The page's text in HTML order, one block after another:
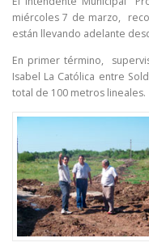
miércoles 7 de marzo,
están llevando adelante
En primer término,
Isabel La Católica entre
total de 100 metros lineales.